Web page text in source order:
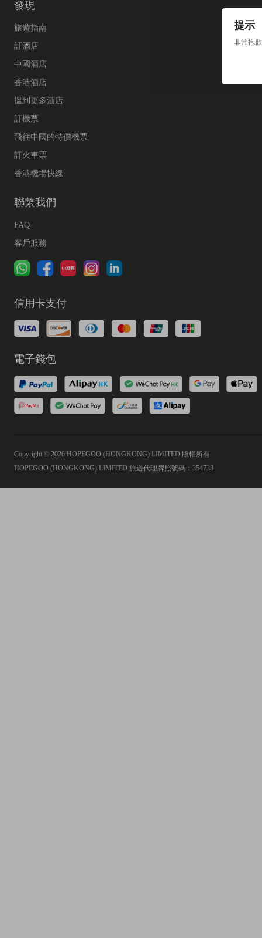
提示
非常抱
發現
旅遊指南
訂酒店
中國酒店
香港酒店
搵到更多酒店
訂機票
飛往中國的特價機票
訂火車票
香港機場快線
聯繫我們
FAQ
客戶服務
信用卡支付
電子錢包
Copyright © 2026 HOPEGOO (HONGKONG) LIMITED 版權所有
HOPEGOO (HONGKONG) LIMITED 旅遊代理牌照號碼：354733